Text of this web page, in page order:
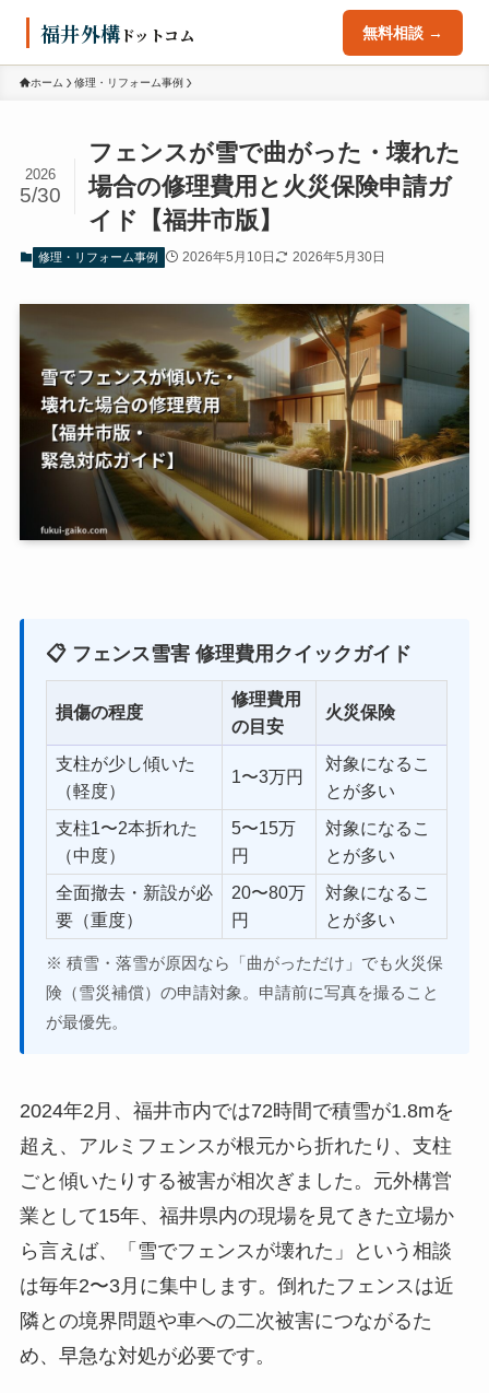
福井外構 ドットコム 無料相談 →
ホーム 修理・リフォーム事例
フェンスが雪で曲がった・壊れた
場合の修理費用と火災保険申請ガ
イド【福井市版】
2026
5/30
修理・リフォーム事例 2026年5月10日 2026年5月30日
📋 フェンス雪害 修理費用クイックガイド
損傷の程度
修理費用
の目安
火災保険
支柱が少し傾いた
（軽度）
1〜3万円
対象になるこ
とが多い
支柱1〜2本折れた
（中度）
5〜15万
円
対象になるこ
とが多い
全面撤去・新設が必
要（重度）
20〜80万
円
対象になるこ
とが多い
※ 積雪・落雪が原因なら「曲がっただけ」でも火災保
険（雪災補償）の申請対象。申請前に写真を撮ること
が最優先。
2024年2月、福井市内では72時間で積雪が1.8mを
超え、アルミフェンスが根元から折れたり、支柱
ごと傾いたりする被害が相次ぎました。元外構営
業として15年、福井県内の現場を見てきた立場か
ら言えば、「雪でフェンスが壊れた」という相談
は毎年2〜3月に集中します。倒れたフェンスは近
隣との境界問題や車への二次被害につながるた
め、早急な対処が必要です。